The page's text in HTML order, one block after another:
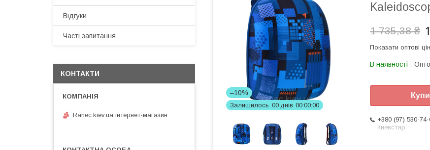
–10%
Залишилось 00 днів 00 00 00
1 735,38 ₴
Показати оптові
В наявності
+380 (97) 530-74-
Киевстар
Відгуки
Часті запитання
КОНТАКТИ
Ranec.kiev.ua інтернет-магазин